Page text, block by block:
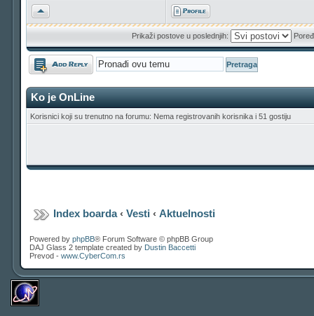
Vrh
Prikaži postove u poslednjih:
Odgovori
Ko je OnLine
Korisnici koji su trenutno na forumu: Nema registrovanih korisnika i 51 gostiju
Index boarda‹Vesti ‹Aktuelnosti
Powered by phpBB® Forum Software © phpBB Group
DAJ Glass 2 template created by Dustin Baccetti
Prevod - www.CyberCom.rs